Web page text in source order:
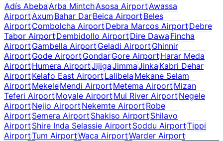
Adís AbebaArba MintchAsosa AirportAwassa
AirportAxumBahar DarBeica AirportBeles
AirportCombolcha AirportDebra Marcos AirportDebre
Tabor AirportDembidollo AirportDire DawaFincha
AirportGambella AirportGeladi AirportGhinnir
AirportGode AirportGondarGore AirportHarar Meda
AirportHumera AirportJijigaJimmaJinkaKabri Dehar
AirportKelafo East AirportLalibelaMekane Selam
AirportMekeleMendi AirportMetema AirportMizan
Teferi AirportMoyale AirportMui River AirportNegele
AirportNejjo AirportNekemte AirportRobe
AirportSemera AirportShakiso AirportShilavo
AirportShire Inda Selassie AirportSoddu AirportTippi
AirportTum AirportWaca AirportWarder Airport